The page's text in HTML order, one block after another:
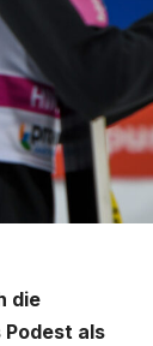
die
als